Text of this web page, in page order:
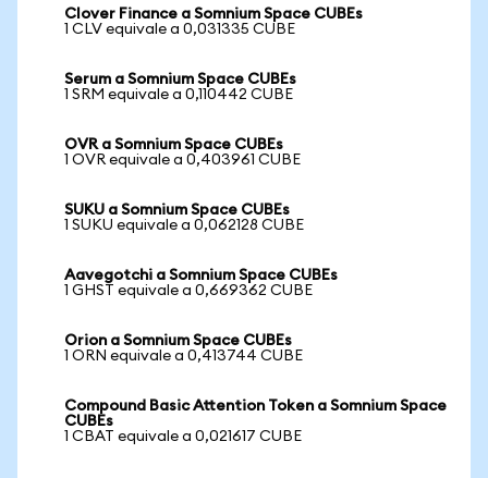
Clover Finance a Somnium Space CUBEs
1 CLV equivale a 0,031335 CUBE
Serum a Somnium Space CUBEs
1 SRM equivale a 0,110442 CUBE
OVR a Somnium Space CUBEs
1 OVR equivale a 0,403961 CUBE
SUKU a Somnium Space CUBEs
1 SUKU equivale a 0,062128 CUBE
Aavegotchi a Somnium Space CUBEs
1 GHST equivale a 0,669362 CUBE
Orion a Somnium Space CUBEs
1 ORN equivale a 0,413744 CUBE
Compound Basic Attention Token a Somnium Space
CUBEs
1 CBAT equivale a 0,021617 CUBE